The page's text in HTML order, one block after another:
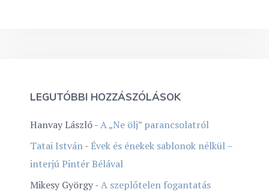
LEGUTÓBBI HOZZÁSZÓLÁSOK
Hanvay László-A „Ne ölj” parancsolatról
Tatai István- Évek és énekek sablonok nélkül –
interjú Pintér Bélával
Mikesy György-A szeplőtelen fogantatás